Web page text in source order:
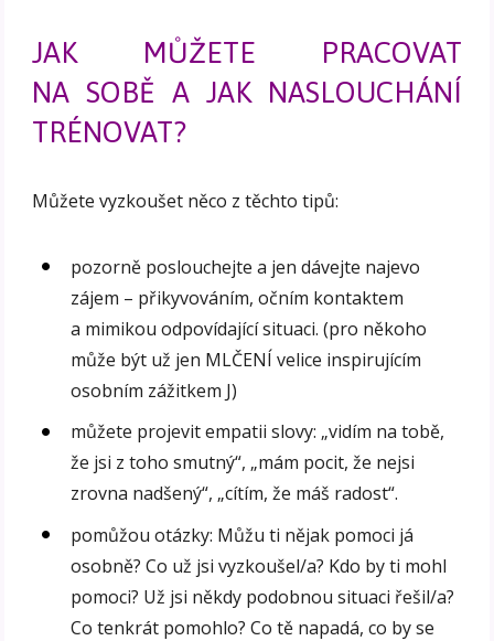
JAK MŮŽETE PRACOVAT
NA SOBĚ A JAK NASLOUCHÁNÍ
TRÉNOVAT?
Můžete vyzkoušet něco z těchto tipů:
pozorně poslouchejte a jen dávejte najevo
zájem – přikyvováním, očním kontaktem
a mimikou odpovídající situaci. (pro někoho
může být už jen MLČENÍ velice inspirujícím
osobním zážitkem J)
můžete projevit empatii slovy: „vidím na tobě,
že jsi z toho smutný“, „mám pocit, že nejsi
zrovna nadšený“, „cítím, že máš radost“.
pomůžou otázky: Můžu ti nějak pomoci já
osobně? Co už jsi vyzkoušel/a? Kdo by ti mohl
pomoci? Už jsi někdy podobnou situaci řešil/a?
Co tenkrát pomohlo? Co tě napadá, co by se